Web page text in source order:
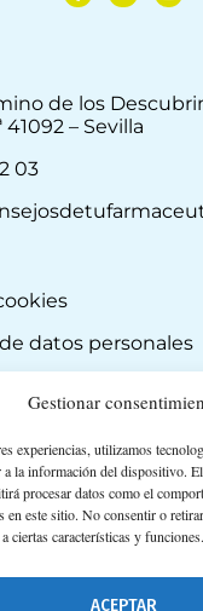
Gestionar
experiencias, utilizamos
a la información del dispositivo.
procesar datos como el
en este sitio. No consentir o
ciertas características y funciones.
ACEPTAR
de los
41092 – Sevilla
03
datos personales